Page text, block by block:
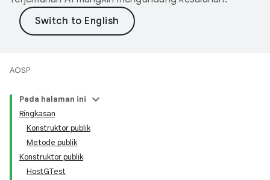
AOSP
Pada halaman ini
Ringkasan
Konstruktor publik
Metode publik
Konstruktor publik
HostGTest